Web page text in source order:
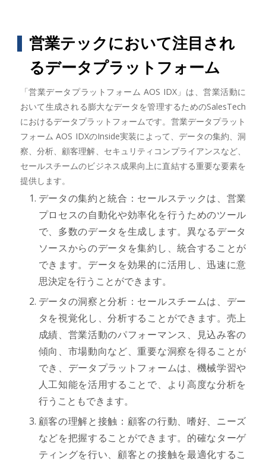
営業テックにおいて注目され
るデータプラットフォーム
「営業データプラットフォーム AOS IDX」は、営業活動に
おいて生成される膨大なデータを管理するためのSalesTech
におけるデータプラットフォームです。営業データプラット
フォーム AOS IDXのInside実装によって、データの集約、洞
察、分析、顧客理解、セキュリティコンプライアンスなど、
セールスチームのビジネス成果向上に直結する重要な要素を
提供します。
データの集約と統合：セールステックは、営業
プロセスの自動化や効率化を行うためのツール
で、多数のデータを生成します。異なるデータ
ソースからのデータを集約し、統合することが
できます。データを効果的に活用し、迅速に意
思決定を行うことができます。
データの洞察と分析：セールスチームは、デー
タを視覚化し、分析することができます。売上
成績、営業活動のパフォーマンス、見込み客の
傾向、市場動向など、重要な洞察を得ることが
でき、データプラットフォームは、機械学習や
人工知能を活用することで、より高度な分析を
行うこともできます。
顧客の理解と接触：顧客の行動、嗜好、ニーズ
などを把握することができます。的確なターゲ
ティングを行い、顧客との接触を最適化するこ